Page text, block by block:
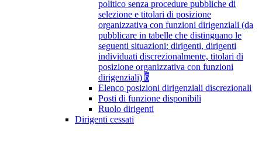
politico senza procedure pubbliche di
selezione e titolari di posizione
organizzativa con funzioni dirigenziali (da
pubblicare in tabelle che distinguano le
seguenti situazioni: dirigenti, dirigenti
individuati discrezionalmente, titolari di
posizione organizzativa con funzioni
dirigenziali) 6
Elenco posizioni dirigenziali discrezionali
Posti di funzione disponibili
Ruolo dirigenti
Dirigenti cessati